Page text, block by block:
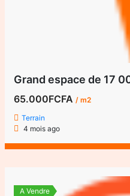
65.000FCFA / m2
Terrain
4 mois ago
A Vendre